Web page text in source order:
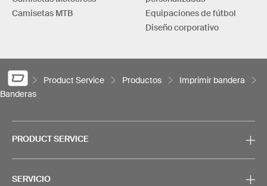
Camisetas MTB
Equipaciones de fútbol
Diseño corporativo
Product Service Productos
Imprimir bandera
Banderas
PRODUCT SERVICE
SERVICIO